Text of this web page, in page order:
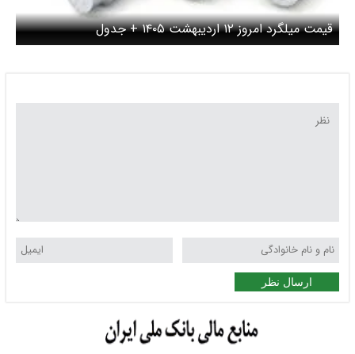
قیمت میلگرد امروز ۱۲ اردیبهشت ۱۴۰۵ + جدول
ارسال نظر